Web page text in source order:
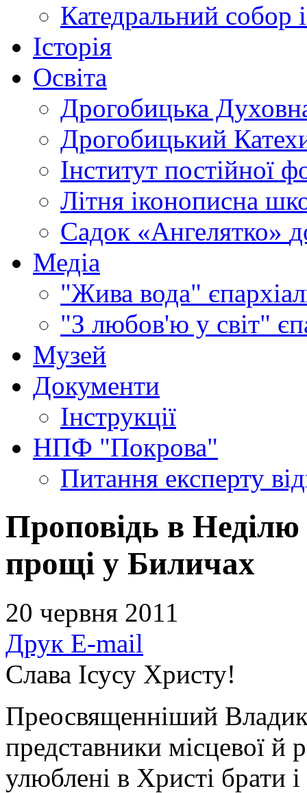
Катедральний собор
Історія
Освіта
Дрогобицька
Дрогобицький
Інститут постійної
Літня іконописна
Садок «Ангелятко»
Медіа
"Жива вода"
"З любов'ю у світ"
Музей
Документи
Інструкції
НПФ "Покрова"
Питання експерту
Проповідь в Неділю
прощі у Биличах
20 червня 2011
Друк E-mail
Слава Ісусу Христу!
Преосвященніший
представники місцевої й
улюблені в Христі брати